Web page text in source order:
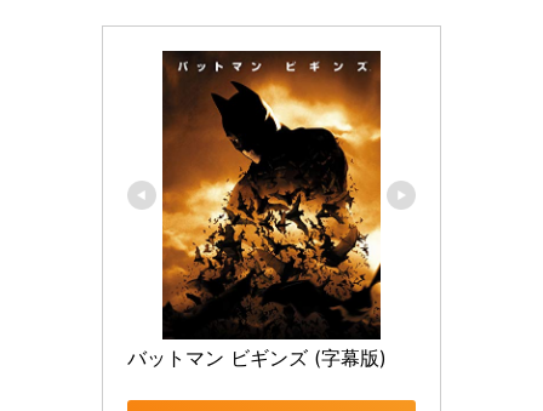
バットマン ビギンズ (字幕版)